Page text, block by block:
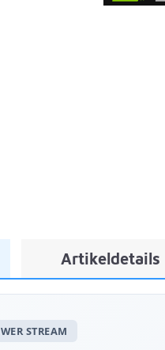
Artikeldetails
STREAM